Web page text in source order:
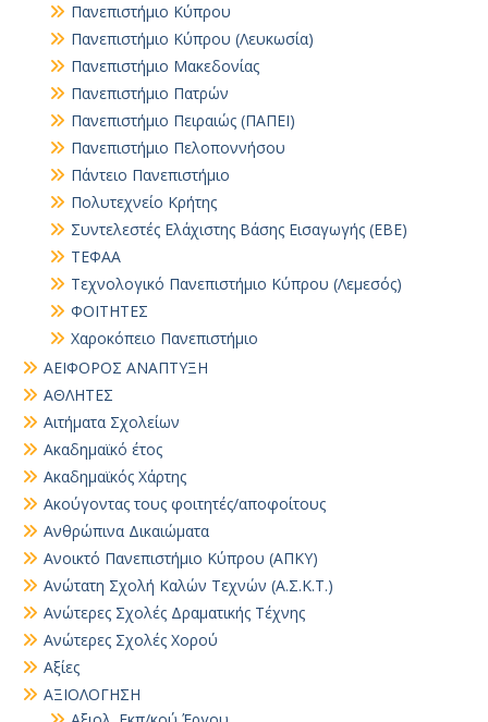
Πανεπιστήμιο Κύπρου
Πανεπιστήμιο Κύπρου (Λευκωσία)
Πανεπιστήμιο Μακεδονίας
Πανεπιστήμιο Πατρών
Πανεπιστήμιο Πειραιώς (ΠΑΠΕΙ)
Πανεπιστήμιο Πελοποννήσου
Πάντειο Πανεπιστήμιο
Πολυτεχνείο Κρήτης
Συντελεστές Ελάχιστης Βάσης Εισαγωγής (ΕΒΕ)
ΤΕΦΑΑ
Τεχνολογικό Πανεπιστήμιο Κύπρου (Λεμεσός)
ΦΟΙΤΗΤΕΣ
Χαροκόπειο Πανεπιστήμιο
ΑΕΙΦΟΡΟΣ ΑΝΑΠΤΥΞΗ
ΑΘΛΗΤΕΣ
Αιτήματα Σχολείων
Ακαδημαϊκό έτος
Ακαδημαϊκός Χάρτης
Ακούγοντας τους φοιτητές/αποφοίτους
Ανθρώπινα Δικαιώματα
Ανοικτό Πανεπιστήμιο Κύπρου (ΑΠΚΥ)
Ανώτατη Σχολή Καλών Τεχνών (Α.Σ.Κ.Τ.)
Ανώτερες Σχολές Δραματικής Τέχνης
Ανώτερες Σχολές Χορού
Αξίες
ΑΞΙΟΛΟΓΗΣΗ